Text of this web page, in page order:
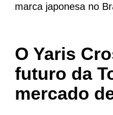
marca japonesa no
O Yaris
futuro da
mercado